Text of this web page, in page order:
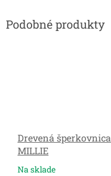
Drevená šperkovnica
MILLIE
Na sklade